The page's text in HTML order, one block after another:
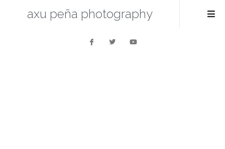
axu peña photography